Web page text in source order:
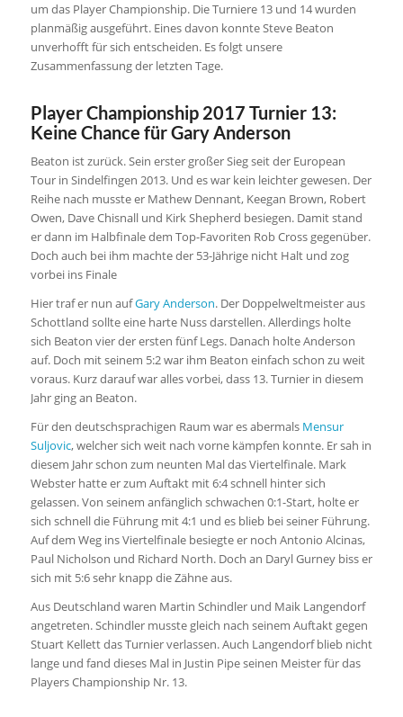
um das Player Championship. Die Turniere 13 und 14 wurden
planmäßig ausgeführt. Eines davon konnte Steve Beaton
unverhofft für sich entscheiden. Es folgt unsere
Zusammenfassung der letzten Tage.
Player Championship 2017 Turnier 13:
Keine Chance für Gary Anderson
Beaton ist zurück. Sein erster großer Sieg seit der European
Tour in Sindelfingen 2013. Und es war kein leichter gewesen. Der
Reihe nach musste er Mathew Dennant, Keegan Brown, Robert
Owen, Dave Chisnall und Kirk Shepherd besiegen. Damit stand
er dann im Halbfinale dem Top-Favoriten Rob Cross gegenüber.
Doch auch bei ihm machte der 53-Jährige nicht Halt und zog
vorbei ins Finale
Hier traf er nun aufGary Anderson. Der Doppelweltmeister aus
Schottland sollte eine harte Nuss darstellen. Allerdings holte
sich Beaton vier der ersten fünf Legs. Danach holte Anderson
auf. Doch mit seinem 5:2 war ihm Beaton einfach schon zu weit
voraus. Kurz darauf war alles vorbei, dass 13. Turnier in diesem
Jahr ging an Beaton.
Für den deutschsprachigen Raum war es abermals Mensur
Suljovic, welcher sich weit nach vorne kämpfen konnte. Er sah in
diesem Jahr schon zum neunten Mal das Viertelfinale. Mark
Webster hatte er zum Auftakt mit 6:4 schnell hinter sich
gelassen. Von seinem anfänglich schwachen 0:1-Start, holte er
sich schnell die Führung mit 4:1 und es blieb bei seiner Führung.
Auf dem Weg ins Viertelfinale besiegte er noch Antonio Alcinas,
Paul Nicholson und Richard North. Doch an Daryl Gurney biss er
sich mit 5:6 sehr knapp die Zähne aus.
Aus Deutschland waren Martin Schindler und Maik Langendorf
angetreten. Schindler musste gleich nach seinem Auftakt gegen
Stuart Kellett das Turnier verlassen. Auch Langendorf blieb nicht
lange und fand dieses Mal in Justin Pipe seinen Meister für das
Players Championship Nr. 13.